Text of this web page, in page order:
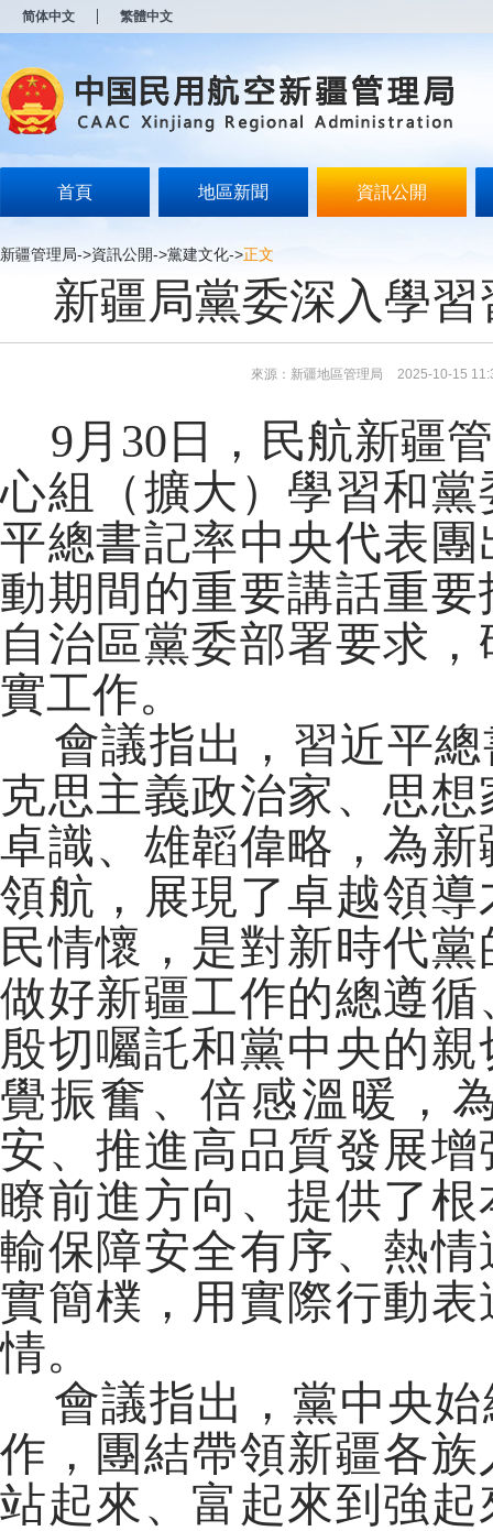
简体中文 繁體中文
首頁 地區新聞 資訊公開
新疆管理局->資訊公開->黨建文化->正文
新疆局黨委深入學
來源：新疆地區管理局 2025-10-15
9月30日，民航新疆
心組（擴大）學習和
平總書記率中央代表
動期間的重要講話重
自治區黨委部署要求
實工作。
會議指出，習近平總
克思主義政治家、思
卓識、雄韜偉略，為
領航，展現了卓越領
民情懷，是對新時代
做好新疆工作的總遵
殷切囑託和黨中央的
覺振奮、倍感溫暖，
安、推進高品質發展
瞭前進方向、提供了
輸保障安全有序、熱
實簡樸，用實際行動
情。
會議指出，黨中央始
作，團結帶領新疆各
站起來、富起來到強
开
无
障
说
按
Alt
键